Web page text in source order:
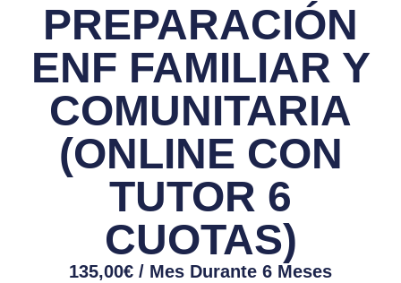
PREPARACIÓN
ENF FAMILIAR Y
COMUNITARIA
(ONLINE CON
TUTOR 6
CUOTAS)
135,00€ / Mes Durante 6 Meses